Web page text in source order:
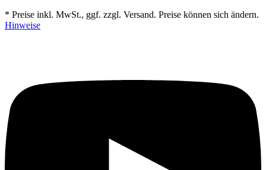
* Preise inkl. MwSt., ggf. zzgl. Versand. Preise können sich ändern.
Hinweise